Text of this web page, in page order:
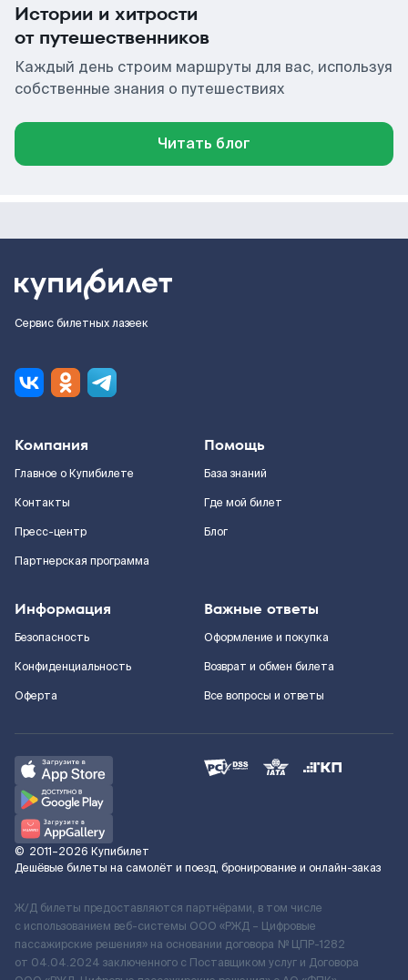
Истории и хитрости
от путешественников
Каждый день строим маршруты для вас, используя
собственные знания о путешествиях
Читать блог
Сервис билетных лазеек
Компания
Главное о Купибилете
Контакты
Пресс-центр
Партнерская программа
Помощь
База знаний
Где мой билет
Блог
Информация
Безопасность
Конфиденциальность
Оферта
Важные ответы
Оформление и покупка
Возврат и обмен билета
Все вопросы и ответы
© 2011–2026 Купибилет
Дешёвые билеты на самолёт и поезд, бронирование и онлайн-заказ
Ж/Д билеты предоставляются партнёрами, в том числе
с использованием веб-системы ООО «РЖД – Цифровые
пассажирские решения» на основании договора № ЦПР-1282
от 04.04.2024 заключенного с Поставщиком услуг и Договора